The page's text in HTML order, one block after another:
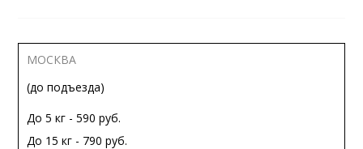
МОСКВА
(до подъезда)
До 5 кг - 590 руб.
До 15 кг - 790 руб.